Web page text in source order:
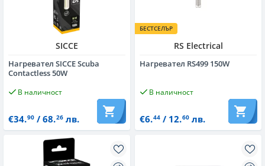
SICCE
Нагревател SICCE Scuba
Contactless 50W
В наличност
€34.90/ 68.26лв.
БЕСТСЕЛЪР
RS Electrical
Нагревател RS499 150W
В наличност
€6.44/ 12.60лв.